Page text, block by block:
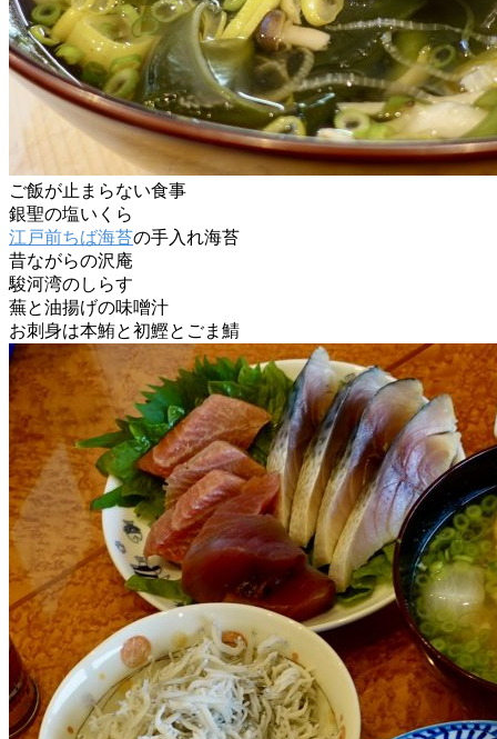
ご飯が止まらない食事
銀聖の塩いくら
江戸前ちば海苔の手入れ海苔
昔ながらの沢庵
駿河湾のしらす
蕪と油揚げの味噌汁
お刺身は本鮪と初鰹とごま鯖